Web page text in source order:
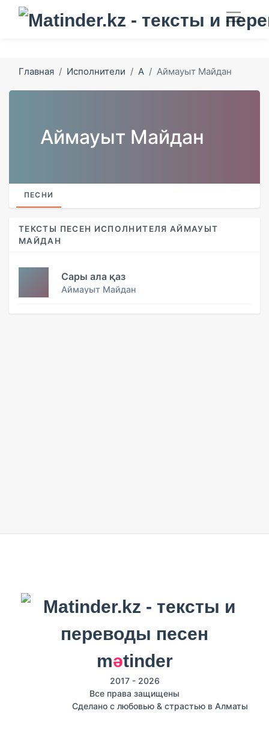
Главная Исполнители А Аймауыт Майдан
Аймауыт Майдан
ПЕСНИ
ТЕКСТЫ ПЕСЕН ИСПОЛНИТЕЛЯ АЙМАУЫТ
МАЙДАН
Сары ала қаз
Аймауыт Майдан
mәtinder
2017 - 2026
Все права защищены
Сделано с любовью & страстью в Алматы